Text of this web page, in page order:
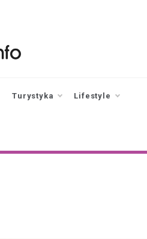
Turystyka Lifestyle